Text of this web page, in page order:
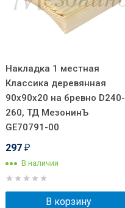
Накладка 1 местная
Классика деревянная
90х90х20 на бревно D240-
260, ТД МезонинЪ
GE70791-00
297 ₽
В наличии
В корзину